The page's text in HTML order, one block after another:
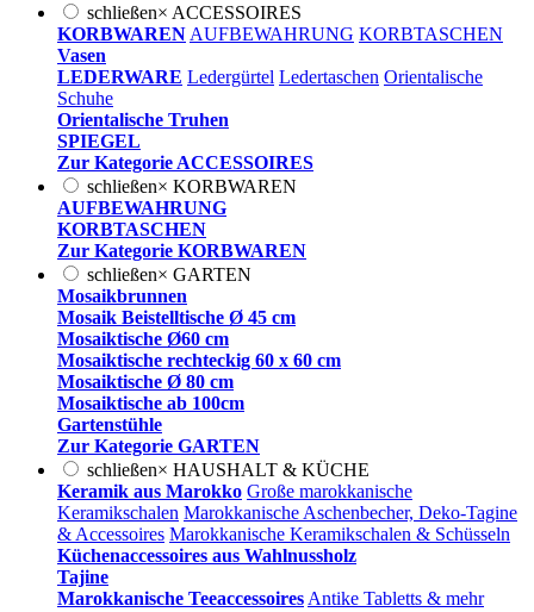
schließen× ACCESSOIRES
KORBWAREN AUFBEWAHRUNG KORBTASCHEN
Vasen
LEDERWARE Ledergürtel Ledertaschen Orientalische
Schuhe
Orientalische Truhen
SPIEGEL
Zur Kategorie ACCESSOIRES
schließen× KORBWAREN
AUFBEWAHRUNG
KORBTASCHEN
Zur Kategorie KORBWAREN
schließen× GARTEN
Mosaikbrunnen
Mosaik Beistelltische Ø 45 cm
Mosaiktische Ø60 cm
Mosaiktische rechteckig 60 x 60 cm
Mosaiktische Ø 80 cm
Mosaiktische ab 100cm
Gartenstühle
Zur Kategorie GARTEN
schließen× HAUSHALT & KÜCHE
Keramik aus Marokko Große marokkanische
Keramikschalen Marokkanische Aschenbecher, Deko-Tagine
& Accessoires Marokkanische Keramikschalen & Schüsseln
Küchenaccessoires aus Wahlnussholz
Tajine
Marokkanische Teeaccessoires Antike Tabletts & mehr